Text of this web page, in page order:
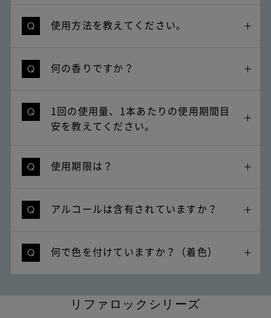
使用方法を教えてください。
何の香りですか？
1回の使用量、1本あたりの使用期間目
安を教えてください。
使用期限は？
アルコールは含有されていますか？
何で色を付けていますか？（着色）
リファロックシリーズ